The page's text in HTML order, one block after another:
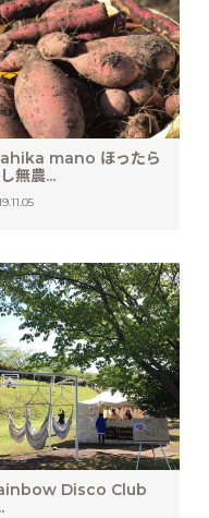
mano ほったら
無農...
Disco Club